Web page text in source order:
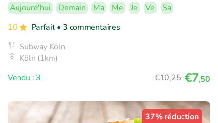
Aujourd'hui Demain Ma Me Je Ve
Sa
10
Parfait • 3 commentaires
Subway Köln
Köln (1km)
Vendu : 3
€10,25 €7,50
37% réduction